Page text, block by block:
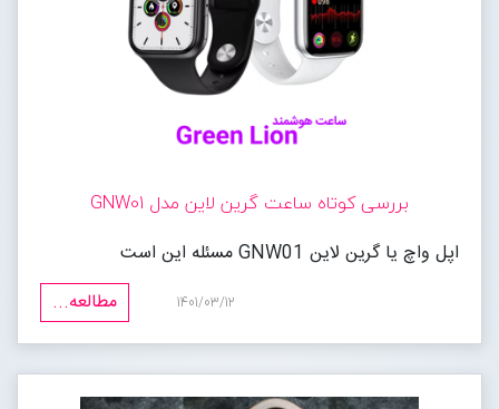
بررسی کوتاه ساعت گرین لاین مدل GNW01
اپل واچ یا گرین لاین GNW01 مسئله این است
مطالعه...
1401/03/12